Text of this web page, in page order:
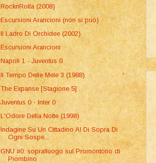
RocknRolla (2008)
Escursioni Arancioni (non si può)
Il Ladro Di Orchidee (2002)
Escursioni Arancioni
Napoli 1 - Juventus 0
Il Tempo Delle Mele 3 (1988)
The Expanse [Stagione 5]
Juventus 0 - Inter 0
L'Odore Della Notte (1998)
Indagine Su Un Cittadino Al Di Sopra Di
Ogni Sospe...
GNU #0: sopralluogo sul Promontorio di
Piombino